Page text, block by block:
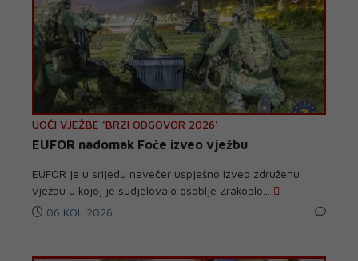
UOČI VJEŽBE 'BRZI ODGOVOR 2026'
EUFOR nadomak Foče izveo vježbu
EUFOR je u srijedu navečer uspješno izveo združenu
vježbu u kojoj je sudjelovalo osoblje Zrakoplo...
06 KOL 2026